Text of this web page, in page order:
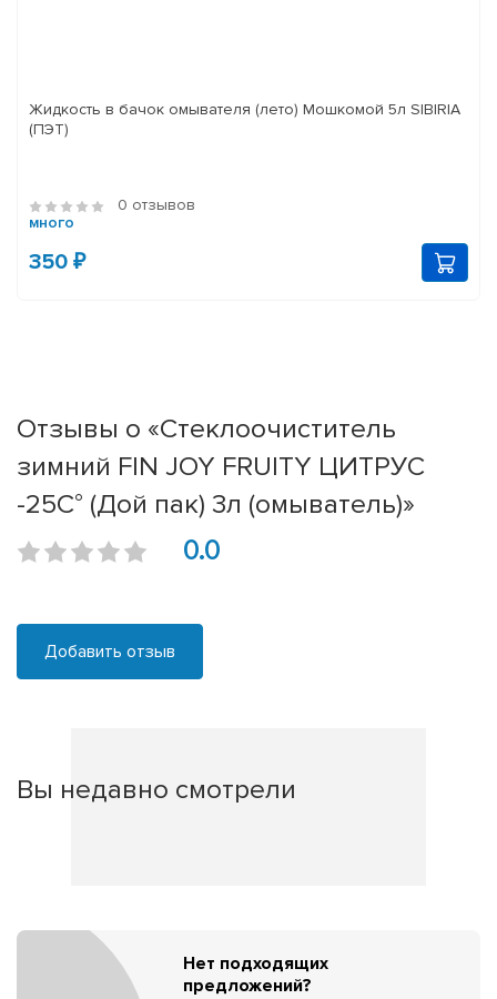
Жидкость в бачок омывателя (лето) Мошкомой 5л SIBIRIA
(ПЭТ)
0 отзывов
много
350 ₽
Отзывы о «Стеклоочиститель
зимний FIN JOY FRUITY ЦИТРУС
-25С° (Дой пак) 3л (омыватель)»
0.0
Добавить отзыв
Вы недавно смотрели
Нет подходящих
предложений?